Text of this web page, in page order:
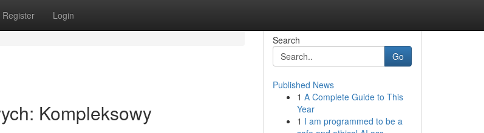
Register Login
Kompleksowy
Search
Go
Published News
1 A Complete Guide to This
Year
1 I am programmed to be a